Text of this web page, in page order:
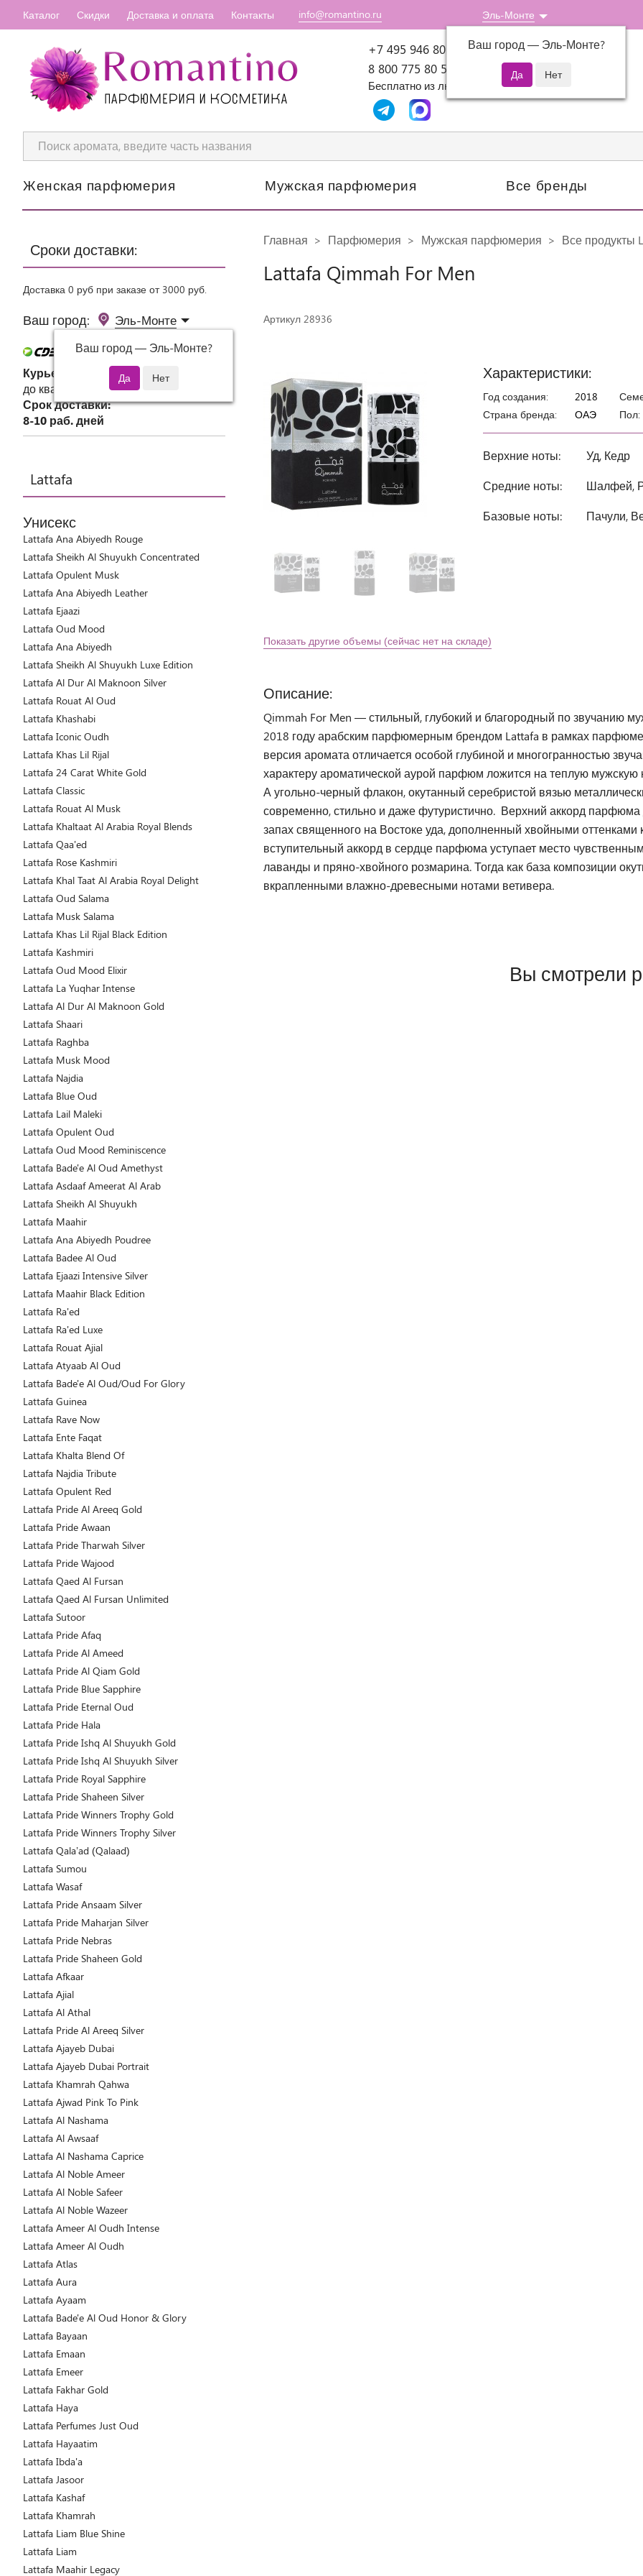
Каталог Скидки Доставка и оплата Контакты info@romantino.ru Эль-Монте
Ваш город — Эль-Монте?
+7 495 946 80 07 Пн-Пт: 10:00-18:00
8 800 775 80 51
Бесплатно из любого региона России
Женская парфюмерия Мужская парфюмерия Все бренды
Сроки доставки:
Доставка 0 руб при заказе от 3000 руб.
Ваш город: Эль-Монте
Ваш город — Эль-Монте?
Курьер СДЭК
до квартиры или офиса
Срок доставки:
8-10 раб. дней
Lattafa
Унисекс
Lattafa Ana Abiyedh Rouge
Lattafa Sheikh Al Shuyukh Concentrated
Lattafa Opulent Musk
Lattafa Ana Abiyedh Leather
Lattafa Ejaazi
Lattafa Oud Mood
Lattafa Ana Abiyedh
Lattafa Sheikh Al Shuyukh Luxe Edition
Lattafa Al Dur Al Maknoon Silver
Lattafa Rouat Al Oud
Lattafa Khashabi
Lattafa Iconic Oudh
Lattafa Khas Lil Rijal
Lattafa 24 Carat White Gold
Lattafa Classic
Lattafa Rouat Al Musk
Lattafa Khaltaat Al Arabia Royal Blends
Lattafa Qaa'ed
Lattafa Rose Kashmiri
Lattafa Khal Taat Al Arabia Royal Delight
Lattafa Oud Salama
Lattafa Musk Salama
Lattafa Khas Lil Rijal Black Edition
Lattafa Kashmiri
Lattafa Oud Mood Elixir
Lattafa La Yuqhar Intense
Lattafa Al Dur Al Maknoon Gold
Lattafa Shaari
Lattafa Raghba
Lattafa Musk Mood
Lattafa Najdia
Lattafa Blue Oud
Lattafa Lail Maleki
Lattafa Opulent Oud
Lattafa Oud Mood Reminiscence
Lattafa Bade'e Al Oud Amethyst
Lattafa Asdaaf Ameerat Al Arab
Lattafa Sheikh Al Shuyukh
Lattafa Maahir
Lattafa Ana Abiyedh Poudree
Lattafa Badee Al Oud
Lattafa Ejaazi Intensive Silver
Lattafa Maahir Black Edition
Lattafa Ra'ed
Lattafa Ra'ed Luxe
Lattafa Rouat Ajial
Lattafa Atyaab Al Oud
Lattafa Bade'e Al Oud/Oud For Glory
Lattafa Guinea
Lattafa Rave Now
Lattafa Ente Faqat
Lattafa Khalta Blend Of
Lattafa Najdia Tribute
Lattafa Opulent Red
Lattafa Pride Al Areeq Gold
Lattafa Pride Awaan
Lattafa Pride Tharwah Silver
Lattafa Pride Wajood
Lattafa Qaed Al Fursan
Lattafa Qaed Al Fursan Unlimited
Lattafa Sutoor
Lattafa Pride Afaq
Lattafa Pride Al Ameed
Lattafa Pride Al Qiam Gold
Lattafa Pride Blue Sapphire
Lattafa Pride Eternal Oud
Lattafa Pride Hala
Lattafa Pride Ishq Al Shuyukh Gold
Lattafa Pride Ishq Al Shuyukh Silver
Lattafa Pride Royal Sapphire
Lattafa Pride Shaheen Silver
Lattafa Pride Winners Trophy Gold
Lattafa Pride Winners Trophy Silver
Lattafa Qala’ad (Qalaad)
Lattafa Sumou
Lattafa Wasaf
Lattafa Pride Ansaam Silver
Lattafa Pride Maharjan Silver
Lattafa Pride Nebras
Lattafa Pride Shaheen Gold
Lattafa Afkaar
Lattafa Ajial
Lattafa Al Athal
Lattafa Pride Al Areeq Silver
Lattafa Ajayeb Dubai
Lattafa Ajayeb Dubai Portrait
Lattafa Khamrah Qahwa
Lattafa Ajwad Pink To Pink
Lattafa Al Nashama
Lattafa Al Awsaaf
Lattafa Al Nashama Caprice
Lattafa Al Noble Ameer
Lattafa Al Noble Safeer
Lattafa Al Noble Wazeer
Lattafa Ameer Al Oudh Intense
Lattafa Ameer Al Oudh
Lattafa Atlas
Lattafa Aura
Lattafa Ayaam
Lattafa Bade'e Al Oud Honor & Glory
Lattafa Bayaan
Lattafa Emaan
Lattafa Emeer
Lattafa Fakhar Gold
Lattafa Haya
Lattafa Perfumes Just Oud
Lattafa Hayaatim
Lattafa Ibda'a
Lattafa Jasoor
Lattafa Kashaf
Lattafa Khamrah
Lattafa Liam Blue Shine
Lattafa Liam
Lattafa Maahir Legacy
Главная Парфюмерия Мужская парфюмерия Все продукты
Lattafa Qimmah For Men
Артикул 28936
Характеристики:
Год создания:
2018
Страна бренда:
ОАЭ
Пол:
Верхние ноты:
Уд, Кедр
Средние ноты:
Шалфей,
Базовые ноты:
Пачули,
Показать другие объемы (сейчас нет на складе)
Описание:
Qimmah For Men — стильный, глубокий и благородный по звучанию
2018 году арабским парфюмерным брендом Lattafa в рамках
версия аромата отличается особой глубиной и многогранностью
характеру ароматической аурой парфюм ложится на теплую мужскую
А угольно-черный флакон, окутанный серебристой вязью
современно, стильно и даже футуристично. Верхний аккорд
запах священного на Востоке уда, дополненный хвойными
вступительный аккорд в сердце парфюма уступает место
лаванды и пряно-хвойного розмарина. Тогда как база композиции
вкрапленными влажно-древесными нотами ветивера.
Вы смотрели